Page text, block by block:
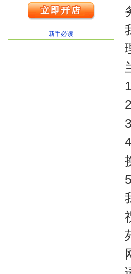
新手必读